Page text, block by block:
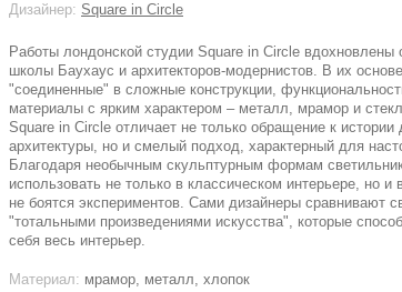
Дизайнер: Square in Circle
Работы лондонской студии Square in Circle вдохновлены
школы Баухаус и архитекторов-модернистов. В их
"соединенные" в сложные конструкции,
материалы с ярким характером – металл, мрамор и
Square in Circle отличает не только обращение к истории
архитектуры, но и смелый подход, характерный для
Благодаря необычным скульптурным формам
использовать не только в классическом интерьере, но и
не боятся экспериментов. Сами дизайнеры сравнивают
"тотальными произведениями искусства", которые
себя весь интерьер.
Материал: мрамор, металл, хлопок